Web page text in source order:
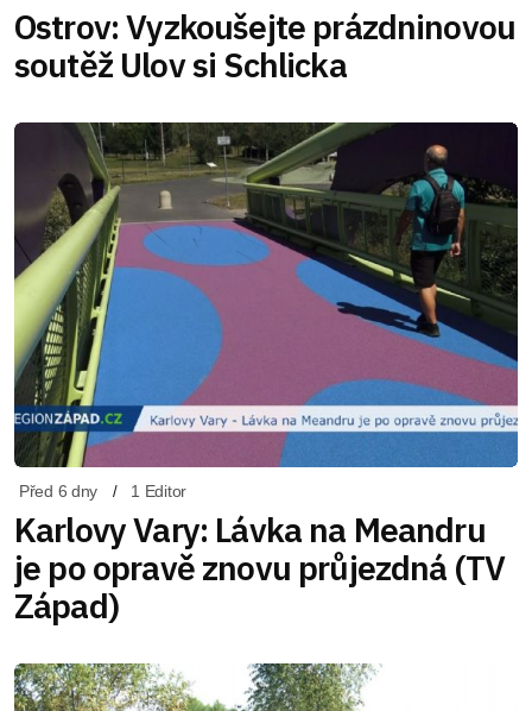
Ostrov: Vyzkoušejte prázdninovou
soutěž Ulov si Schlicka
Před 6 dny 1 Editor
Karlovy Vary: Lávka na Meandru
je po opravě znovu průjezdná (TV
Západ)